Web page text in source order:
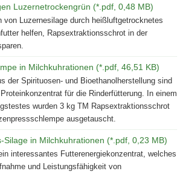
Luzernetrockengrün (*.pdf, 0,48 MB)
von Luzernesilage durch heißluftgetrocknetes
helfen, Rapsextraktionsschrot in der
in Milchkuhrationen (*.pdf, 46,51 KB)
der Spirituosen- und Bioethanolherstellung sind
für die Rinderfütterung. In einem
wurden 3 kg TM Rapsextraktionsschrot
ausgetauscht.
Silage in Milchkuhrationen (*.pdf, 0,23 MB)
interessantes Futterenergiekonzentrat, welches
und Leistungsfähigkeit von